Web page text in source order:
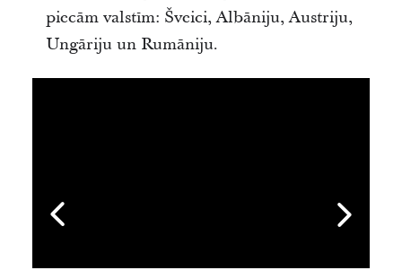
piecām valstīm: Šveici, Albāniju, Austriju,
Ungāriju un Rumāniju.